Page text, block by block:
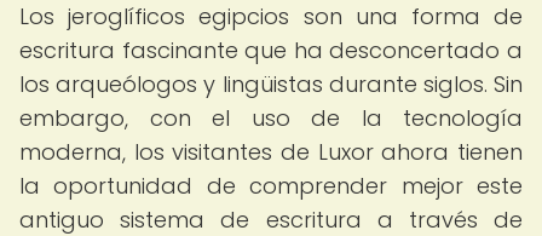
Los jeroglíficos egipcios son una forma de
escritura fascinante que ha desconcertado a
los arqueólogos y lingüistas durante siglos. Sin
embargo, con el uso de la tecnología
moderna, los visitantes de Luxor ahora tienen
la oportunidad de comprender mejor este
antiguo sistema de escritura a través de